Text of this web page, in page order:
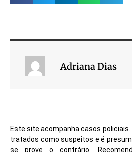
Adriana Dias
Este site acompanha casos
tratados como suspeitos e é
se prove o contrário.